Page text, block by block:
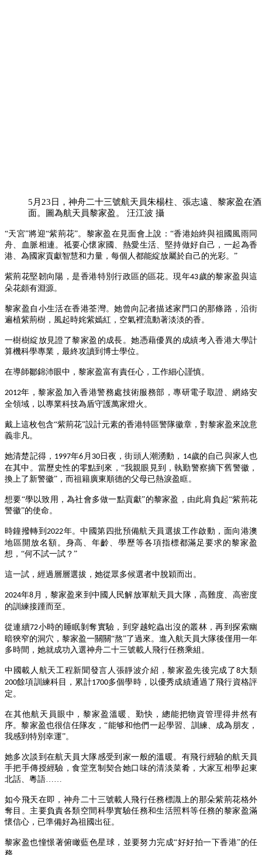
5月23日，神舟二十三號航天員朱楊柱、張志遠、黎家盈在
面。圖為航天員黎家盈。 汪江波 攝
“天宮”將迎“紫荊花”。黎家盈在見面會上說：“香港始終與祖國風雨同
舟、血脈相連。祗要心懷家國、熱愛生活、堅持做好自己，一起為香
港、為國家貢獻智慧和力量，每個人都能綻放屬於自己的光彩。”
紫荊花堅韌向陽，是香港特別行政區的區花。現年43歲的黎家盈與這
朵花頗有淵源。
黎家盈自小生活在香港荃灣。她曾向記者描述家門口的那條路，沿街
遍植紫荊樹，風起時姹紫嫣紅，空氣裡流動著淡淡的香。
一樹樹綻放見證了黎家盈的成長。她憑藉優異的成績考入香港大學計
算機科學專業，最終攻讀到博士學位。
在導師鄒錦沛眼中，黎家盈富有責任心，工作細心謹慎。
2012年，黎家盈加入香港警務處技術服務部，專研電子取證、網絡安
全領域，以專業科技為盾守護萬家燈火。
戴上這枚包含“紫荊花”設計元素的香港特區警隊徽章，對黎家盈來說意
義非凡。
她清楚記得， 1997年6 月 30日夜，街頭人潮湧動， 14歲的自己與家人也
在其中。當歷史性的零點到來，“我親眼見到，執勤警察摘下舊警徽，
換上了新警徽”，而祖籍廣東順德的父母已熱淚盈眶。
想要“學以致用，為社會多做一點貢獻”的黎家盈，由此肩負起“紫荊花
警徽”的使命。
時鐘撥轉到 2022年。中國第四批預備航天員選拔工作啟動，面向港澳
地區開放名額。身高、年齡、學歷等各項指標都滿足要求的黎家盈
想，“何不試一試？”
這一試，經過層層選拔，她從眾多候選者中脫穎而出。
2024年8 月，黎家盈來到中國人民解放軍航天員大隊，高難度、高密度
的訓練接踵而至。
從連續72小時的睡眠剝奪實驗，到穿越蛇蟲出沒的叢林，再到探索幽
暗狹窄的洞穴，黎家盈一關關“熬”了過來。進入航天員大隊後僅用一年
多時間，她就成功入選神舟二十三號載人飛行任務乘組。
中國載人航天工程新聞發言人張靜波介紹，黎家盈先後完成了 8大類
200餘項訓練科目，累計1700多個學時，以優秀成績通過了飛行資格評
定。
在其他航天員眼中，黎家盈溫暖、勤快，總能把物資管理得井然有
序。黎家盈也很信任隊友，“能够和他們一起學習、訓練、成為朋友，
我感到特別幸運”。
她多次談到在航天員大隊感受到家一般的溫暖。有飛行經驗的航天員
手把手傳授經驗，食堂烹制契合她口味的清淡菜肴，大家互相學起東
北話、粵語
如今飛天在即，神舟二十三號載人飛行任務標識上的那朵紫荊花格外
奪目。主要負責各類空間科學實驗任務和生活照料等任務的黎家盈滿
懷信心，已準備好為祖國出征。
黎家盈也憧憬著俯瞰藍色星球，並要努力完成“好好拍一下香港”的任